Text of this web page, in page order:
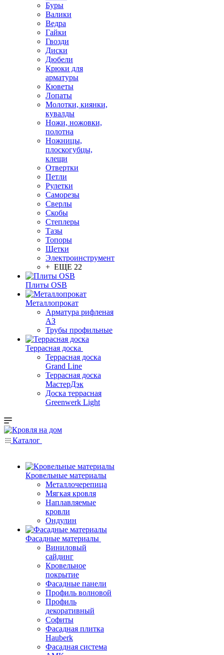
Буры
Валики
Ведра
Гайки
Гвозди
Диски
Дюбели
Крюки для
арматуры
Кюветы
Лопаты
Молотки, киянки,
кувалды
Ножи, ножовки,
полотна
Ножницы,
плоскогубцы,
клещи
Отвертки
Петли
Рулетки
Саморезы
Сверлы
Скобы
Степлеры
Тазы
Топоры
Щетки
Электроинструмент
+ ЕЩЕ 22
Плиты OSB
Металлопрокат
Арматура рифленая
АЗ
Трубы профильные
Террасная доска
Террасная доска
Grand Line
Террасная доска
МастерДэк
Доска террасная
Greenwerk Light
Каталог
Кровельные материалы
Металлочерепица
Мягкая кровля
Наплавляемые
кровли
Ондулин
Фасадные материалы
Виниловый
сайдинг
Кровельное
покрытие
Фасадные панели
Профиль волновой
Профиль
декоративный
Софиты
Фасадная плитка
Hauberk
Фасадная система